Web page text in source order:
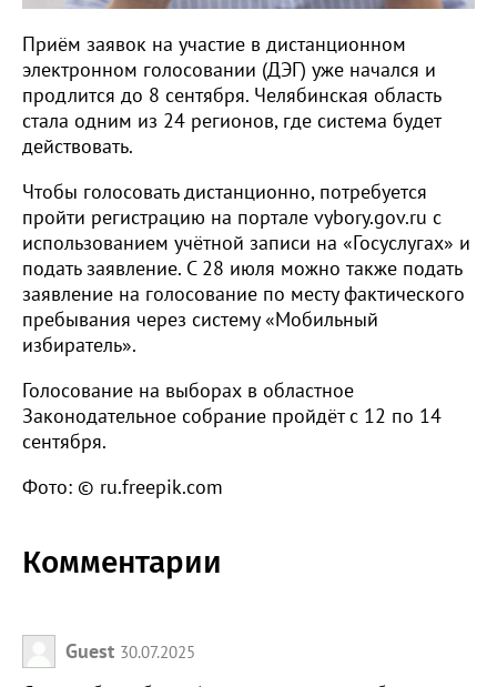
Приём заявок на участие в дистанционном
электронном голосовании (ДЭГ) уже начался и
продлится до 8 сентября. Челябинская область
стала одним из 24 регионов, где система будет
действовать.
Чтобы голосовать дистанционно, потребуется
пройти регистрацию на портале vybory.gov.ru с
использованием учётной записи на «Госуслугах» и
подать заявление. С 28 июля можно также подать
заявление на голосование по месту фактического
пребывания через систему «Мобильный
избиратель».
Голосование на выборах в областное
Законодательное собрание пройдёт с 12 по 14
сентября.
Фото: © ru.freepik.com
Комментарии
Guest 30.07.2025